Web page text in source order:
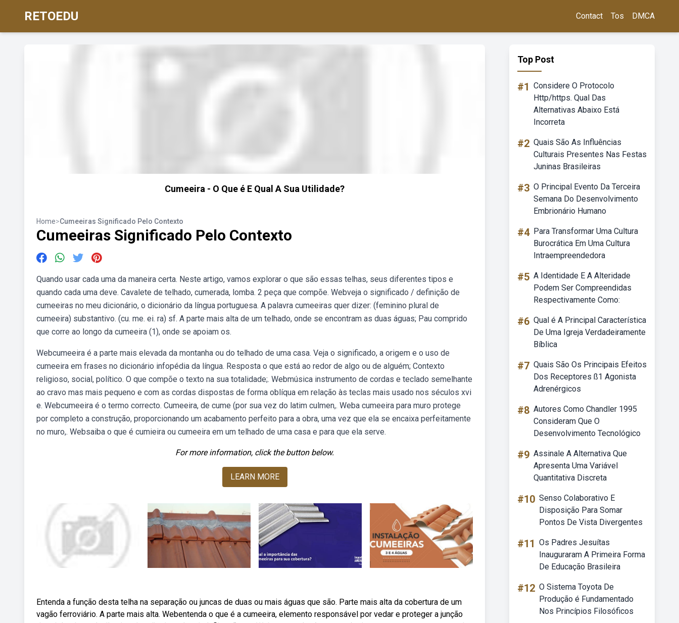
RETOEDU Contact Tos DMCA
Cumeeira - O Que é E Qual A Sua Utilidade?
Home>Cumeeiras Significado Pelo Contexto
Cumeeiras Significado Pelo Contexto
Quando usar cada uma da maneira certa. Neste artigo, vamos explorar o que são essas telhas, seus diferentes tipos e
quando cada uma deve. Cavalete de telhado, cumerada, lomba. 2 peça que compõe. Webveja o significado / definição de
cumeeiras no meu dicionário, o dicionário da língua portuguesa. A palavra cumeeiras quer dizer: (feminino plural de
cumeeira) substantivo. (cu. me. ei. ra) sf. A parte mais alta de um telhado, onde se encontram as duas águas; Pau comprido
que corre ao longo da cumeeira (1), onde se apoiam os.
Webcumeeira é a parte mais elevada da montanha ou do telhado de uma casa. Veja o significado, a origem e o uso de
cumeeira em frases no dicionário infopédia da língua. Resposta o que está ao redor de algo ou de alguém; Contexto
religioso, social, político. O que compõe o texto na sua totalidade;. Webmúsica instrumento de cordas e teclado semelhante
ao cravo mas mais pequeno e com as cordas dispostas de forma oblíqua em relação às teclas mais usado nos séculos xvi
e. Webcumeeira é o termo correcto. Cumeeira, de cume (por sua vez do latim culmen,. Weba cumeeira para muro protege
por completo a construção, proporcionando um acabamento perfeito para a obra, uma vez que ela se encaixa perfeitamente
no muro,. Websaiba o que é cumieira ou cumeeira em um telhado de uma casa e para que ela serve.
For more information, click the button below.
LEARN MORE
Entenda a função desta telha na separação ou juncas de duas ou mais águas que são. Parte mais alta da cobertura de um
vagão ferroviário. A parte mais alta. Webentenda o que é a cumeeira, elemento responsável por vedar e proteger a junção
Top Post
#1 Considere O Protocolo
Http/https. Qual Das
Alternativas Abaixo Está
Incorreta
#2 Quais São As Influências
Culturais Presentes Nas Festas
Juninas Brasileiras
#3 O Principal Evento Da Terceira
Semana Do Desenvolvimento
Embrionário Humano
#4 Para Transformar Uma Cultura
Burocrática Em Uma Cultura
Intraempreendedora
#5 A Identidade E A Alteridade
Podem Ser Compreendidas
Respectivamente Como:
#6 Qual é A Principal Característica
De Uma Igreja Verdadeiramente
Bíblica
#7 Quais São Os Principais Efeitos
Dos Receptores ß1 Agonista
Adrenérgicos
#8 Autores Como Chandler 1995
Consideram Que O
Desenvolvimento Tecnológico
#9 Assinale A Alternativa Que
Apresenta Uma Variável
Quantitativa Discreta
#10 Senso Colaborativo E
Disposição Para Somar
Pontos De Vista Divergentes
#11 Os Padres Jesuítas
Inauguraram A Primeira Forma
De Educação Brasileira
#12 O Sistema Toyota De
Produção é Fundamentado
Nos Princípios Filosóficos